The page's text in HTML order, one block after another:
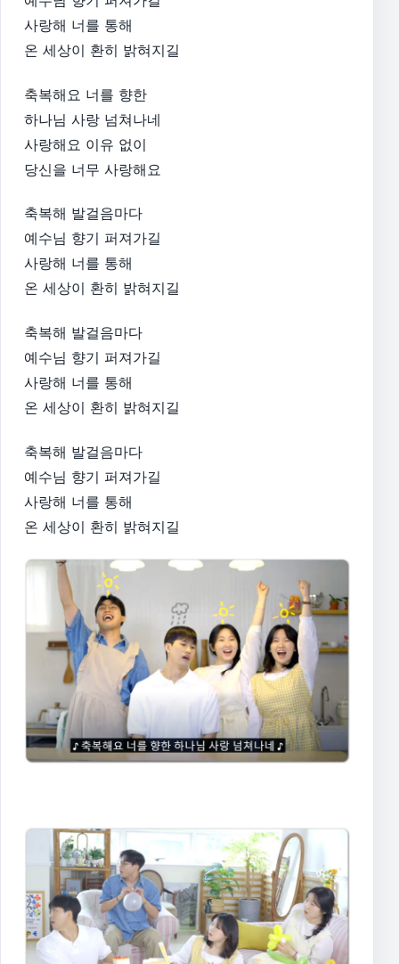
사랑해 너를 통해
온 세상이 환히 밝혀지길
축복해요 너를 향한
하나님 사랑 넘쳐나네
사랑해요 이유 없이
당신을 너무 사랑해요
축복해 발걸음마다
예수님 향기 퍼져가길
사랑해 너를 통해
온 세상이 환히 밝혀지길
축복해 발걸음마다
예수님 향기 퍼져가길
사랑해 너를 통해
온 세상이 환히 밝혀지길
축복해 발걸음마다
예수님 향기 퍼져가길
사랑해 너를 통해
온 세상이 환히 밝혀지길